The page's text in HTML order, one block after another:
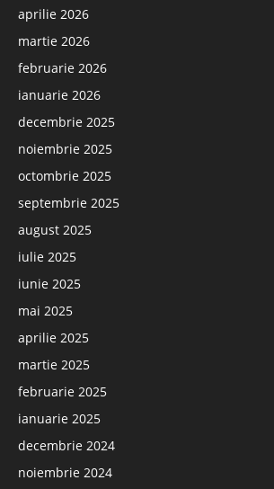
aprilie 2026
martie 2026
februarie 2026
ianuarie 2026
decembrie 2025
noiembrie 2025
octombrie 2025
septembrie 2025
august 2025
iulie 2025
iunie 2025
mai 2025
aprilie 2025
martie 2025
februarie 2025
ianuarie 2025
decembrie 2024
noiembrie 2024